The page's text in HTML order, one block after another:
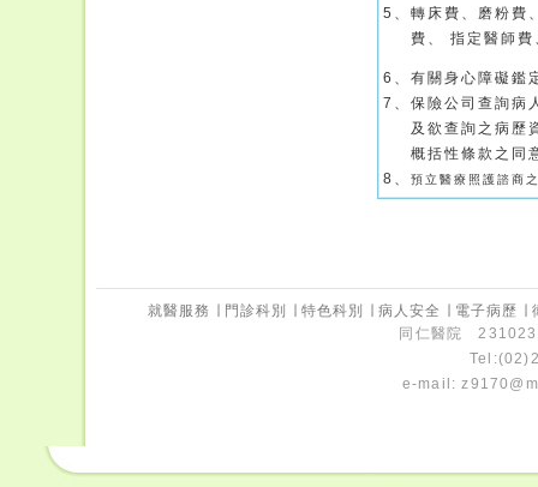
5、轉床費、磨粉費
費、 指定醫師
6、有關身心障礙鑑
7、保險公司查詢病
及欲查詢之病歷
概括性條款之同
8、預立醫療照護諮商
就醫服務 門診科別 ∣特色科別 ∣病人安全 電子病歷 ∣
同仁醫院
e-mail: